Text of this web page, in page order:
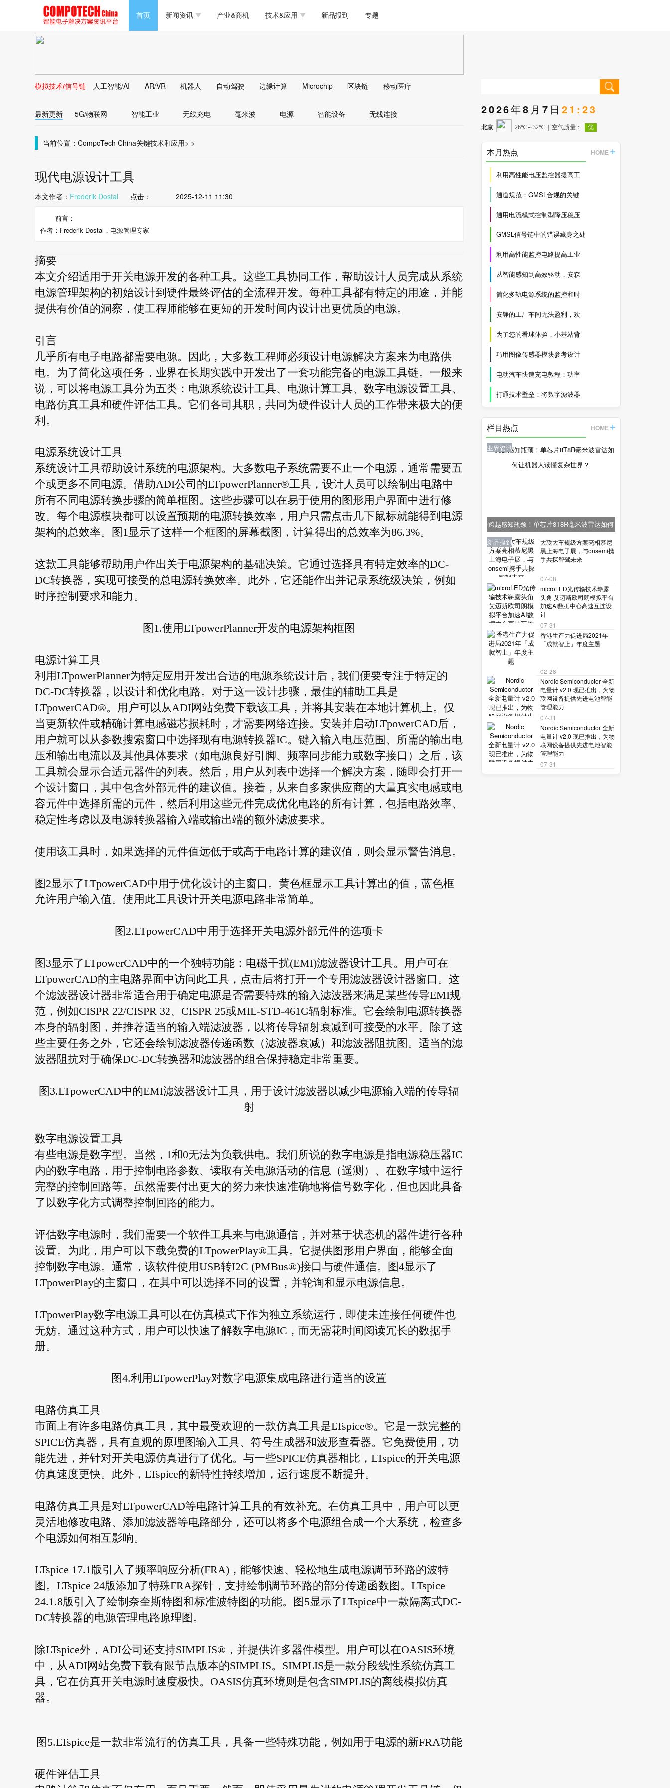
首页 新闻资讯
新能源 人工智能 安防监控
马达电机技术 物联网 模拟技术/信号链
大数据/云
产业&商机 技术&应用
安全 可穿戴
AI/人工智能
新品报到 专题
PC/周边 软件/工具 医疗电子
马达电机技术 物联网 模拟技术/信号链
大数据/云 边缘计算
存储 无线连接 LED
DLP AI/人工智能 传感器技术
AR/VR/图像/3D 电源技术/信号链 接口
模拟技术/信号链 人工智能/AI AR/VR 机器人 自动驾驶 边缘计算 Microchip 区块链 移动医疗
最新更新 5G/物联网 智能工业 无线充电 毫米波 电源 智能设备 无线连接
当前位置： CompoTech China >
关键技术和应用 >
现代电源设计工具
本文作者： Frederik Dostal 点击： 2025-12-11 11:30
前言：
作者：Frederik Dostal，电源管理专家
摘要
本文介绍适用于开关电源开发的各种工具。这些工具协同工作，帮助设计人员完成从系统
电源管理架构的初始设计到硬件最终评估的全流程开发。每种工具都有特定的用途，并能
提供有价值的洞察，使工程师能够在更短的开发时间内设计出更优质的电源。
引言
几乎所有电子电路都需要电源。因此，大多数工程师必须设计电源解决方案来为电路供
电。为了简化这项任务，业界在长期实践中开发出了一套功能完备的电源工具链。一般来
说，可以将电源工具分为五类：电源系统设计工具、电源计算工具、数字电源设置工具、
电路仿真工具和硬件评估工具。它们各司其职，共同为硬件设计人员的工作带来极大的便
利。
电源系统设计工具
系统设计工具帮助设计系统的电源架构。大多数电子系统需要不止一个电源，通常需要五
个或更多不同电源。借助ADI公司的LTpowerPlanner®工具，设计人员可以绘制出电路中
所有不同电源转换步骤的简单框图。这些步骤可以在易于使用的图形用户界面中进行修
改。每个电源模块都可以设置预期的电源转换效率，用户只需点击几下鼠标就能得到电源
架构的总效率。图1显示了这样一个框图的屏幕截图，计算得出的总效率为86.3%。
这款工具能够帮助用户作出关于电源架构的基础决策。它通过选择具有特定效率的DC-
DC转换器，实现可接受的总电源转换效率。此外，它还能作出并记录系统级决策，例如
时序控制要求和能力。
图1.使用LTpowerPlanner开发的电源架构框图
电源计算工具
利用LTpowerPlanner为特定应用开发出合适的电源系统设计后，我们便要专注于特定的
DC-DC转换器，以设计和优化电路。对于这一设计步骤，最佳的辅助工具是
LTpowerCAD®。用户可以从ADI网站免费下载该工具，并将其安装在本地计算机上。仅
当更新软件或精确计算电感磁芯损耗时，才需要网络连接。安装并启动LTpowerCAD后，
用户就可以从参数搜索窗口中选择现有电源转换器IC。键入输入电压范围、所需的输出电
压和输出电流以及其他具体要求（如电源良好引脚、频率同步能力或数字接口）之后，该
工具就会显示合适元器件的列表。然后，用户从列表中选择一个解决方案，随即会打开一
个设计窗口，其中包含外部元件的建议值。接着，从来自多家供应商的大量真实电感或电
容元件中选择所需的元件，然后利用这些元件完成优化电路的所有计算，包括电路效率、
稳定性考虑以及电源转换器输入端或输出端的额外滤波要求。
使用该工具时，如果选择的元件值远低于或高于电路计算的建议值，则会显示警告消息。
图2显示了LTpowerCAD中用于优化设计的主窗口。黄色框显示工具计算出的值，蓝色框
允许用户输入值。使用此工具设计开关电源电路非常简单。
图2.LTpowerCAD中用于选择开关电源外部元件的选项卡
图3显示了LTpowerCAD中的一个独特功能：电磁干扰(EMI)滤波器设计工具。用户可在
LTpowerCAD的主电路界面中访问此工具，点击后将打开一个专用滤波器设计器窗口。这
个滤波器设计器非常适合用于确定电源是否需要特殊的输入滤波器来满足某些传导EMI规
范，例如CISPR 22/CISPR 32、CISPR 25或MIL-STD-461G辐射标准。它会绘制电源转换器
本身的辐射图，并推荐适当的输入端滤波器，以将传导辐射衰减到可接受的水平。除了这
些主要任务之外，它还会绘制滤波器传递函数（滤波器衰减）和滤波器阻抗图。适当的滤
波器阻抗对于确保DC-DC转换器和滤波器的组合保持稳定非常重要。
图3.LTpowerCAD中的EMI滤波器设计工具，用于设计滤波器以减少电源输入端的传导辐
射
数字电源设置工具
有些电源是数字型。当然，1和0无法为负载供电。我们所说的数字电源是指电源稳压器IC
内的数字电路，用于控制电路参数、读取有关电源活动的信息（遥测）、在数字域中运行
完整的控制回路等。虽然需要付出更大的努力来快速准确地将信号数字化，但也因此具备
了以数字化方式调整控制回路的能力。
评估数字电源时，我们需要一个软件工具来与电源通信，并对基于状态机的器件进行各种
设置。为此，用户可以下载免费的LTpowerPlay®工具。它提供图形用户界面，能够全面
控制数字电源。通常，该软件使用USB转I2C (PMBus®)接口与硬件通信。图4显示了
LTpowerPlay的主窗口，在其中可以选择不同的设置，并轮询和显示电源信息。
LTpowerPlay数字电源工具可以在仿真模式下作为独立系统运行，即使未连接任何硬件也
无妨。通过这种方式，用户可以快速了解数字电源IC，而无需花时间阅读冗长的数据手
册。
图4.利用LTpowerPlay对数字电源集成电路进行适当的设置
电路仿真工具
市面上有许多电路仿真工具，其中最受欢迎的一款仿真工具是LTspice®。它是一款完整的
SPICE仿真器，具有直观的原理图输入工具、符号生成器和波形查看器。它免费使用，功
能先进，并针对开关电源仿真进行了优化。与一些SPICE仿真器相比，LTspice的开关电源
仿真速度更快。此外，LTspice的新特性持续增加，运行速度不断提升。
电路仿真工具是对LTpowerCAD等电路计算工具的有效补充。在仿真工具中，用户可以更
灵活地修改电路、添加滤波器等电路部分，还可以将多个电源组合成一个大系统，检查多
个电源如何相互影响。
LTspice 17.1版引入了频率响应分析(FRA)，能够快速、轻松地生成电源调节环路的波特
图。LTspice 24版添加了特殊FRA探针，支持绘制调节环路的部分传递函数图。LTspice
24.1.8版引入了绘制奈奎斯特图和标准波特图的功能。图5显示了LTspice中一款隔离式DC-
DC转换器的电源管理电路原理图。
除LTspice外，ADI公司还支持SIMPLIS®，并提供许多器件模型。用户可以在OASIS环境
中，从ADI网站免费下载有限节点版本的SIMPLIS。SIMPLIS是一款分段线性系统仿真工
具，它在仿真开关电源时速度极快。OASIS仿真环境则是包含SIMPLIS的离线模拟仿真
器。
图5.LTspice是一款非常流行的仿真工具，具备一些特殊功能，例如用于电源的新FRA功能
硬件评估工具
2026年8月7日 21:23
本月热点 HOME
利用高性能电压监控器提高工
通道规范：GMSL合规的关键
通用电流模式控制型降压稳压
GMSL信号链中的错误藏身之处
利用高性能监控电路提高工业
从智能感知到高效驱动，安森
简化多轨电源系统的监控和时
安静的工厂车间无法盈利，欢
为了您的看球体验，小基站背
巧用图像传感器模块参考设计
电动汽车快速充电教程：功率
打通技术壁垒：将数字滤波器
栏目热点 HOME
业界资讯
跨越感知瓶颈！单芯片8T8R毫米波雷达如何
让机器人读懂复杂世界？
业界资讯
大联大车规级方案亮相慕尼
黑上海电子展，与onsemi携
手共探智驾未来
07-08
业界资讯
microLED光传输技术崭露
头角 艾迈斯欧司朗模拟平台
加速AI数据中心高速互连设
计
07-31
业界资讯
香港生产力促进局2021年
「成就智上」年度主题
02-28
新品报到
Nordic Semiconductor 全新
电量计 v2.0 现已推出，为物
联网设备提供先进电池智能
管理能力
07-31
新品报到
Nordic Semiconductor 全新
电量计 v2.0 现已推出，为物
联网设备提供先进电池智能
管理能力
07-31